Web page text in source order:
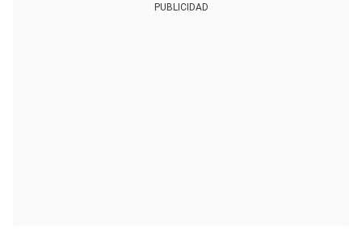
PUBLICIDAD